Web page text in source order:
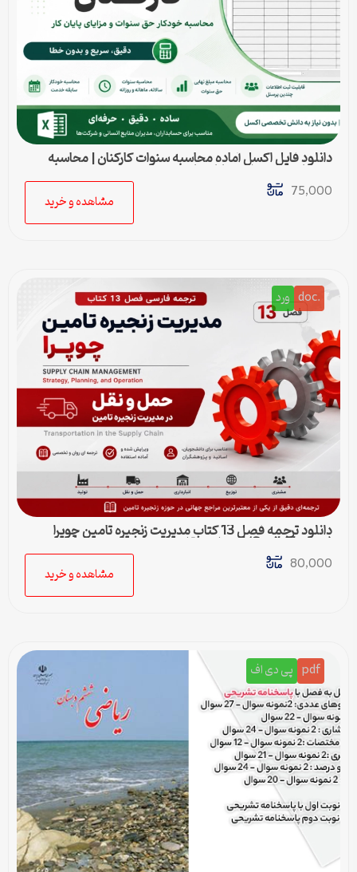
دانلود فایل اکسل آماده محاسبه سنوات کارکنان | محاسبه
75,000
مشاهده و خرید
.doc ورد
دانلود ترجمه فصل 13 کتاب مدیریت زنجیره تامین چوپرا
80,000
مشاهده و خرید
pdf پی دی اف